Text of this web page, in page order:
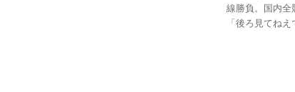
線勝負。国内全
「後ろ見てね